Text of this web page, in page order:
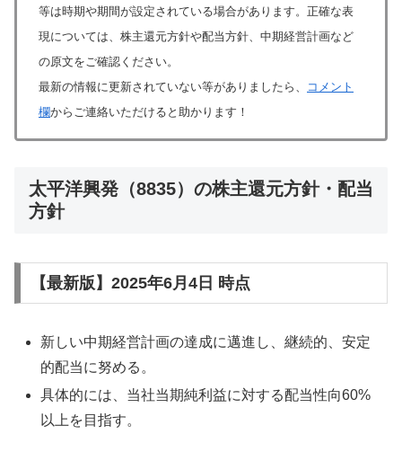
等は時期や期間が設定されている場合があります。正確な表
現については、株主還元方針や配当方針、中期経営計画など
の原文をご確認ください。
最新の情報に更新されていない等がありましたら、
コメント
欄からご連絡いただけると助かります！
太平洋興発（8835）の株主還元方針・配当
方針
【最新版】2025年6月4日 時点
新しい中期経営計画の達成に邁進し、継続的、安定
的配当に努める。
具体的には、当社当期純利益に対する配当性向60%
以上を目指す。